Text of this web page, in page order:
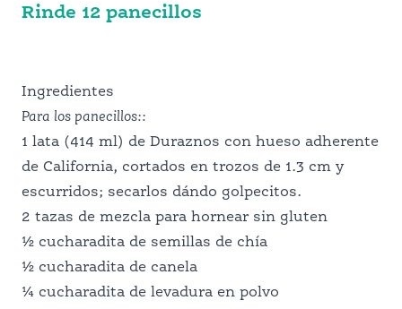
POR QUÉ CALIFORNIA
CONOCE A NUESTROS PRODUCTORES
Rinde 12 panecillos
Ingredientes
Para los panecillos::
1 lata (414 ml) de Duraznos con hueso adherente
de California, cortados en trozos de 1.3 cm y
escurridos; secarlos dándo golpecitos.
2 tazas de mezcla para hornear sin gluten
½ cucharadita de semillas de chía
½ cucharadita de canela
¼ cucharadita de levadura en polvo